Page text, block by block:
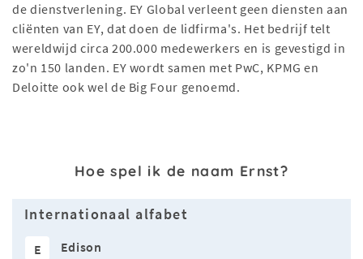
de dienstverlening. EY Global verleent geen diensten aan
cliënten van EY, dat doen de lidfirma's. Het bedrijf telt
wereldwijd circa 200.000 medewerkers en is gevestigd in
zo'n 150 landen. EY wordt samen met PwC, KPMG en
Deloitte ook wel de Big Four genoemd.
Hoe spel ik de naam Ernst?
Internationaal alfabet
E Edison